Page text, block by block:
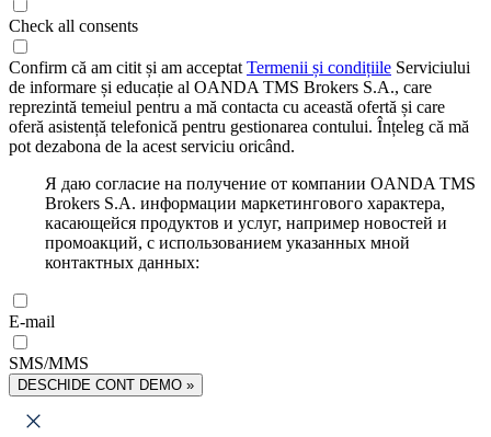
Check all consents
Confirm că am citit și am acceptat Termenii și condițiile Serviciului
de informare și educație al OANDA TMS Brokers S.A., care
reprezintă temeiul pentru a mă contacta cu această ofertă și care
oferă asistență telefonică pentru gestionarea contului. Înțeleg că mă
pot dezabona de la acest serviciu oricând.
Я даю согласие на получение от компании OANDA TMS
Brokers S.A. информации маркетингового характера,
касающейся продуктов и услуг, например новостей и
промоакций, с использованием указанных мной
контактных данных:
E-mail
SMS/MMS
DESCHIDE CONT DEMO »